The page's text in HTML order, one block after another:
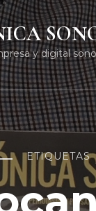
y digital
ETIQUETAS